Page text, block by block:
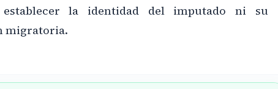
establecer la identidad del imputado ni su
migratoria.